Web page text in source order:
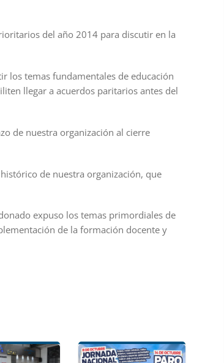
del año 2014 para discutir en la
los temas fundamentales de educación
llegar a acuerdos paritarios antes del
de nuestra organización al cierre
de nuestra organización, que
expuso los temas primordiales de
de la formación docente y